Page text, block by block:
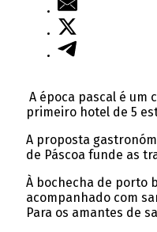
A época pascal é um
primeiro hotel de 5
A proposta
de Páscoa funde as
À bochecha de porto
acompanhado com
Para os amantes de